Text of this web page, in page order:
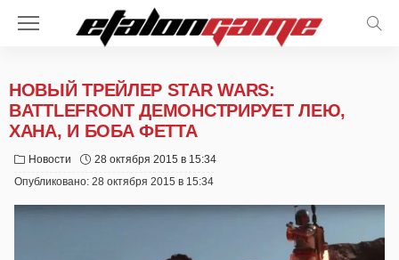
НОВЫЙ ТРЕЙЛЕР STAR WARS:
BATTLEFRONT ДЕМОНСТРИРУЕТ ЛЕЮ,
ХАНА, И БОБА ФЕТТА
Новости
28 октября 2015 в 15:34
Опубликовано: 28 октября 2015 в 15:34